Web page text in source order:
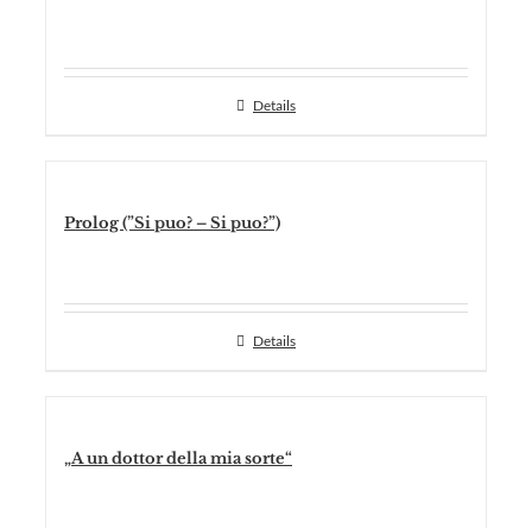
Details
Prolog (”Si puo? – Si puo?”)
Details
„A un dottor della mia sorte“